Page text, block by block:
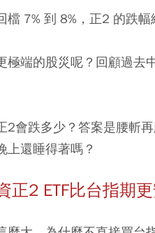
檔 7% 到 8%，正2 的跌
極端的股災呢？回顧過去
2會跌多少？答案是腰斬
上還睡得著嗎？
正2 ETF比台指期